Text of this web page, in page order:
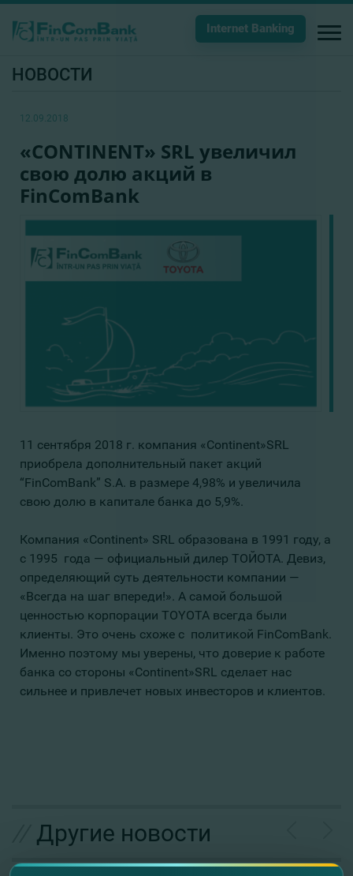
Internet Banking
НОВОСТИ
12.09.2018
«CONTINENT» SRL увеличил
свою долю акций в
FinComBank
11 сентября 2018 г. компания «Continent»SRL
приобрела дополнительный пакет акций
“FinComBank” S.A. в размере 4,98% и увеличила
свою долю в капитале банка до 5,9%.
Компания «Continent» SRL образована в 1991 году, а
с 1995 года — официальный дилер ТОЙОТА. Девиз,
определяющий суть деятельности компании —
«Всегда на шаг впереди!». А самой большой
ценностью корпорации TOYOTA всегда были
клиенты. Это очень схоже с политикой FinComBank.
Именно поэтому мы уверены, что доверие к работе
банка со стороны «Continent»SRL сделает нас
сильнее и привлечет новых инвесторов и клиентов.
Другие новости